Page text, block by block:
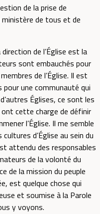
de la prise de
de tous et de
de l’Église est la
sont embauchés pour
de l’Église. Il est
une communauté qui
Églises, ce sont les
cette charge de définir
l’Église. Il me semble
d’Église au sein du
attendu des responsables
de la volonté du
de la mission du peuple
est quelque chose qui
et soumise à la Parole
y voyons.